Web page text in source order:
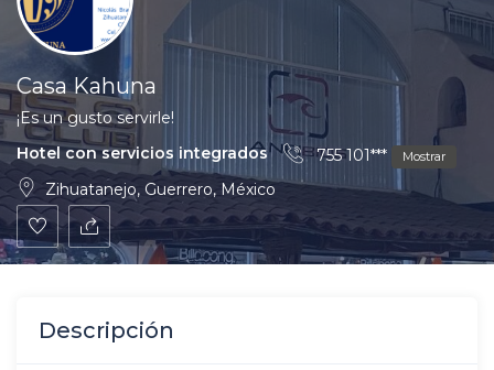
Casa Kahuna
¡Es un gusto servirle!
Hotel con servicios integrados
755 101*** Mostrar
Zihuatanejo, Guerrero, México
Descripción